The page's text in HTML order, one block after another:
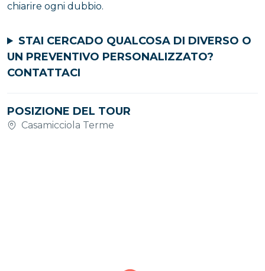
chiarire ogni dubbio.
STAI CERCADO QUALCOSA DI DIVERSO O
UN PREVENTIVO PERSONALIZZATO?
CONTATTACI
POSIZIONE DEL TOUR
Casamicciola Terme